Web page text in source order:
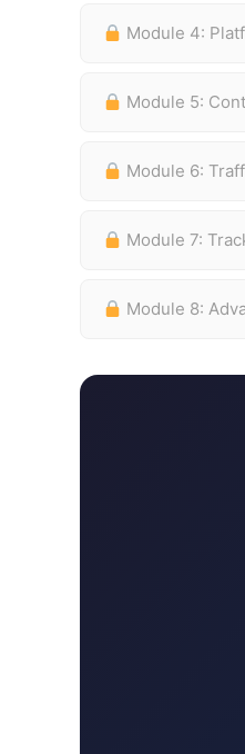
Module 4:
Module 5:
Module 6:
Module 7:
Module 8: